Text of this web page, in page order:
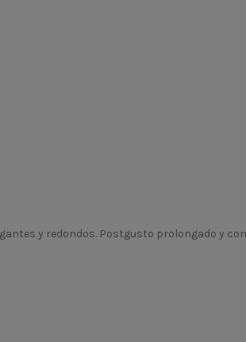
y redondos. Postgusto prolongado y